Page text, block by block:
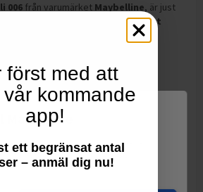
006 från varumärket Maybelline, är just
Lifter Plump Hot
upplevelse, mäta sajtens
medier-koppling använder vi
först med att
kommande
app!
ett begränsat antal
– anmäl dig nu!